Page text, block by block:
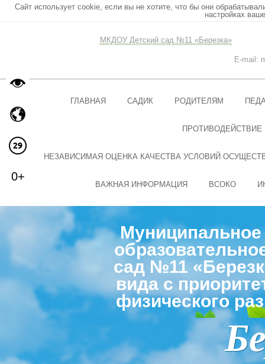
Сайт использует cookie, если вы не хотите, что бы они
настройках
МКДОУ Детский сад №11 «Березка»
E-mail:
ГЛАВНАЯ САДИК РОДИТЕЛЯМ
ПРОТИВОДЕЙСТВИЕ
НЕЗАВИСИМАЯ ОЦЕНКА КАЧЕСТВА УСЛОВИЙ
ВАЖНАЯ ИНФОРМАЦИЯ ВСОКО
Муниципальное
сад №11
вида с
физического
0+